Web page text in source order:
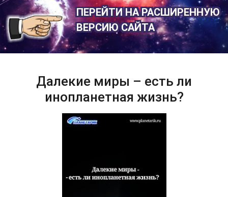
ПЕРЕЙТИ НА РАСШИРЕННУЮ
ВЕРСИЮ САЙТА
Далекие миры – есть ли
инопланетная жизнь?